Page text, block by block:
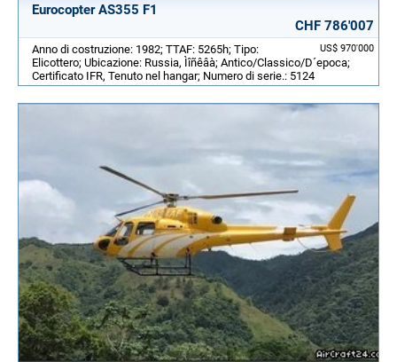
Eurocopter AS355 F1
CHF 786'007
US$ 970'000
Anno di costruzione: 1982; TTAF: 5265h; Tipo:
Elicottero; Ubicazione: Russia, Ìîñêâà; Antico/Classico/D´epoca;
Certificato IFR, Tenuto nel hangar; Numero di serie.: 5124